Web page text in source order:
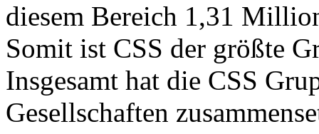
diesem Bereich 1,31
Somit ist CSS der größte
Insgesamt hat die CSS
Gesellschaften